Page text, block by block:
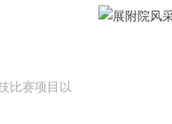
比赛项目以